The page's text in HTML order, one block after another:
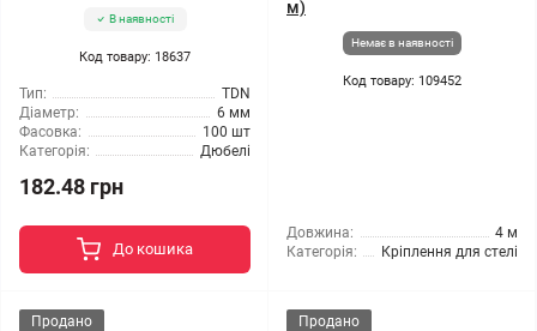
В наявності
Код товару: 18637
Тип:
TDN
Діаметр:
6 мм
Фасовка:
100 шт
Категорія:
Дюбелі
182.48 грн
До кошика
м)
Немає в наявності
Код товару: 109452
Довжина:
4 м
Категорія:
Кріплення для стелі
Продано Продано